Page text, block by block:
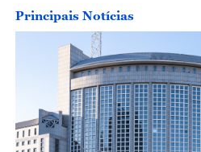
d
e
o
Principais Notícias